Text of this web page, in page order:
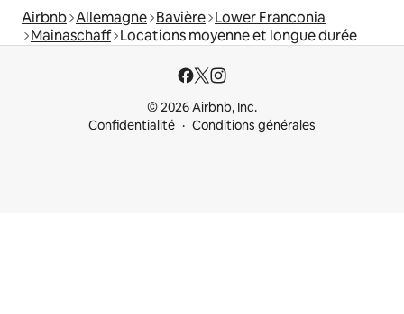
Airbnb Allemagne Bavière Lower Franconia
Mainaschaff Locations moyenne et longue durée
© 2026 Airbnb, Inc.
Confidentialité
Conditions générales